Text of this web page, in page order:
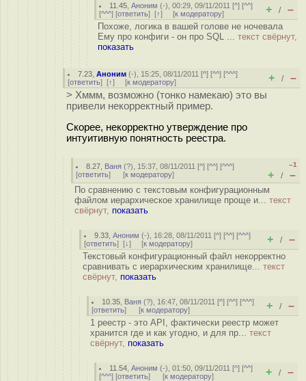
11.45 ,Аноним (-), 00:29, 09/11/2011 [^] [^^]
[^^^] [ответить] [↑] [к модератору] + / –
Похоже, логика в вашей голове не ночевала
Ему про конфиги - он про SQL ... текст свёрнут,
показать
7.23 ,Аноним (-), 15:25, 08/11/2011 [^] [^^] [^^^]
[ответить] [↑] [к модератору] + / –
> Хммм, возможно (тонко намекаю) это вы
привели некорректный пример.
Скорее, некорректно утверждение про
интуитивную понятность реестра.
8.27 Ваня (?), 15:37, 08/11/2011 [^] [^^] [^^^]
[ответить] [к модератору]
–1
+ / –
По сравнению с текстовым конфигурационным
файлом иерархическое хранилище проще и... текст
свёрнут, показать
9.33 ,Аноним (-), 16:28, 08/11/2011 [^] [^^] [^^^]
[ответить] [↓] [к модератору] + / –
Текстовый конфигурационный файл некорректно
сравнивать с иерархическим хранилище... текст
свёрнут, показать
10.35 Ваня (?), 16:47, 08/11/2011 [^] [^^] [^^^]
[ответить] [к модератору] + / –
1 реестр - это API, фактически реестр может
хранится где и как угодно, и для пр... текст
свёрнут, показать
11.54 ,Аноним (-), 01:50, 09/11/2011 [^] [^^]
[^^^] [ответить] [к модератору] + / –